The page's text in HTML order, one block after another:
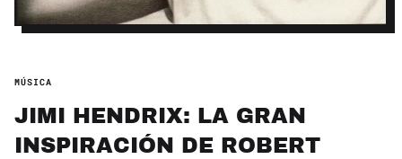
MÚSICA
JIMI HENDRIX: LA GRAN
INSPIRACIÓN DE ROBERT